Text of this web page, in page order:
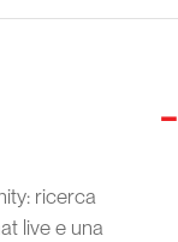
−
ricerca
live e una